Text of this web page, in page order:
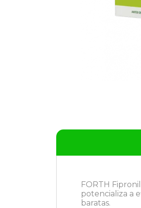
FORTH
potencializa a
baratas.